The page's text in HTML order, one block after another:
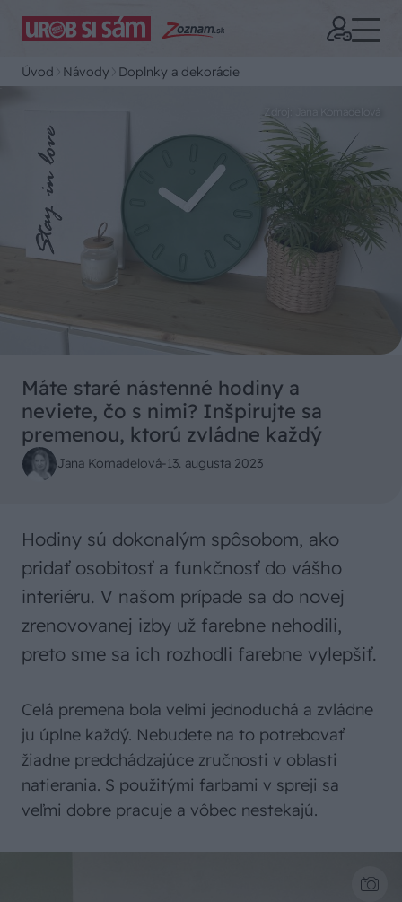
Úvod Návody Doplnky a dekorácie
Máte staré nástenné hodiny a
neviete, čo s nimi? Inšpirujte sa
premenou, ktorú zvládne každý
Jana Komadelová-13. augusta 2023
Hodiny sú dokonalým spôsobom, ako
pridať osobitosť a funkčnosť do vášho
interiéru. V našom prípade sa do novej
zrenovovanej izby už farebne nehodili,
preto sme sa ich rozhodli farebne vylepšiť.
Celá premena bola veľmi jednoduchá a zvládne
ju úplne každý. Nebudete na to potrebovať
žiadne predchádzajúce zručnosti v oblasti
natierania. S použitými farbami v spreji sa
veľmi dobre pracuje a vôbec nestekajú.